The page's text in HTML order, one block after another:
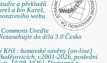
a překladů
a Ivo Kareš,
webu
Uveďte
do díla 3.0 Česko
: šumavské ozvěny [on-line] .
c2001-2026, poslední